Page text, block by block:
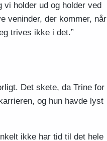
vi holder ud og holder ved
veninder, der kommer, når
trives ikke i det.”
Det skete, da Trine for
og hun havde lyst
ikke har tid til det hele